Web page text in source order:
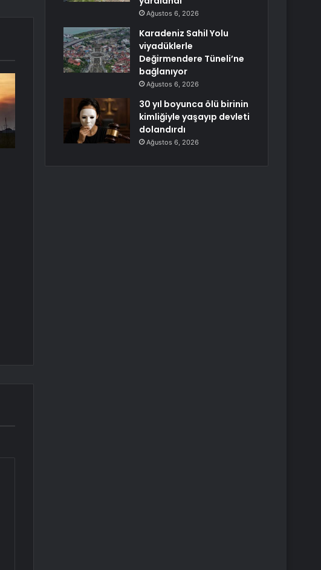
Ağustos 6, 2026
Karadeniz Sahil Yolu
viyadüklerle
Değirmendere Tüneli’ne
bağlanıyor
Ağustos 6, 2026
30 yıl boyunca ölü birinin
kimliğiyle yaşayıp devleti
dolandırdı
Ağustos 6, 2026